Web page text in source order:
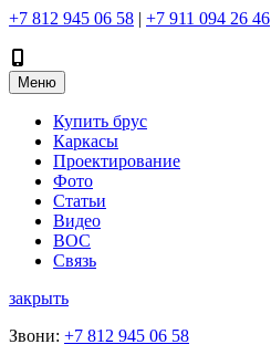
+7 812 945 06 58 | +7 911 094 26 46
Меню
Купить брус
Каркасы
Проектирование
Фото
Статьи
Видео
ВОС
Связь
закрыть
Звони: +7 812 945 06 58